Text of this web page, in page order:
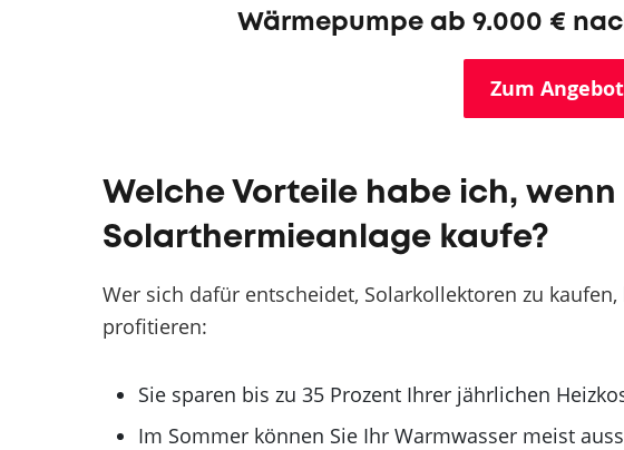
Wärmepumpe ab 9.000 €
Zum Angebot
Welche Vorteile habe ich,
Solarthermieanlage kaufe?
Wer sich dafür entscheidet, Solarkollektoren zu
profitieren:
Sie sparen bis zu 35 Prozent Ihrer jährlichen
Im Sommer können Sie Ihr Warmwasser meist